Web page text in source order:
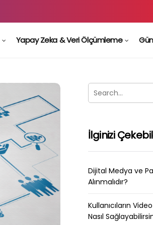
Yapay Zeka & Veri Ölçümleme
İlginizi
Dijital Medya ve
Alınmalıdır?
Kullanıcıların
Nasıl